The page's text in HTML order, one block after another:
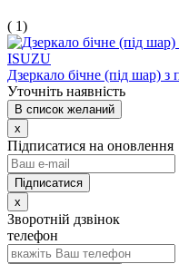
( 1)
Дзеркало бічне (під шар)
Уточніть наявність
В список желаний
x
Підписатися на оновлення
x
Зворотній дзвінок
телефон